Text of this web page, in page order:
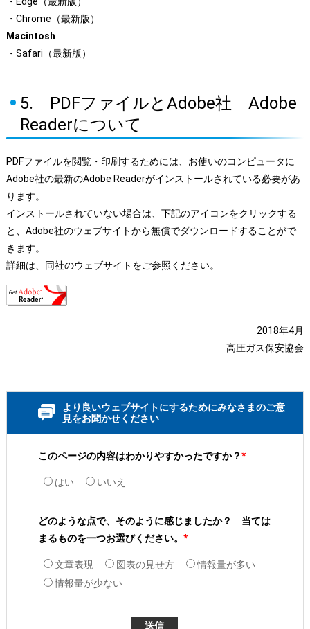
・Chrome（最新版）
Macintosh
・Safari（最新版）
5. PDFファイルとAdobe社 Adobe
Readerについて
PDFファイルを閲覧・印刷するためには、お使いのコンピュータに
Adobe社の最新のAdobe Readerがインストールされている必要があ
ります。
インストールされていない場合は、下記のアイコンをクリックする
と、Adobe社のウェブサイトから無償でダウンロードすることがで
きます。
詳細は、同社のウェブサイトをご参照ください。
2018年4月
高圧ガス保安協会
より良いウェブサイトにするためにみなさまのご意
見をお聞かせください
このページの内容はわかりやすかったですか？*
はい いいえ
どのような点で、そのように感じましたか？ 当ては
まるものを一つお選びください。 *
文章表現 図表の見せ方
情報量が多い
情報量が少ない